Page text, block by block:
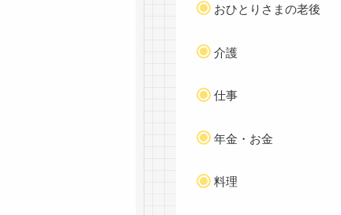
おひとりさまの老後
介護
仕事
年金・お金
料理